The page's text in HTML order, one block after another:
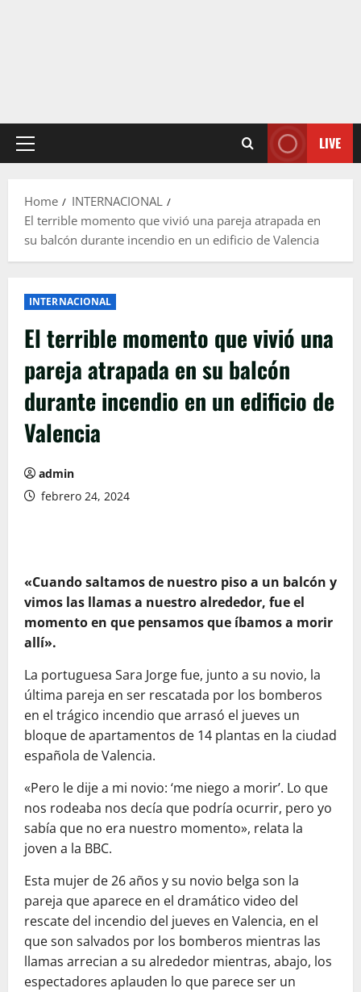
Primary
LIVE
Home
INTERNACIONAL
El terrible momento que vivió una pareja atrapada en
su balcón durante incendio en un edificio de Valencia
INTERNACIONAL
El terrible momento que vivió una
pareja atrapada en su balcón
durante incendio en un edificio de
Valencia
admin
febrero 24, 2024
«Cuando saltamos de nuestro piso a un balcón y
vimos las llamas a nuestro alrededor, fue el
momento en que pensamos que íbamos a morir
allí».
La portuguesa Sara Jorge fue, junto a su novio, la
última pareja en ser rescatada por los bomberos
en el trágico incendio que arrasó el jueves un
bloque de apartamentos de 14 plantas en la ciudad
española de Valencia.
«Pero le dije a mi novio: ‘me niego a morir’. Lo que
nos rodeaba nos decía que podría ocurrir, pero yo
sabía que no era nuestro momento», relata la
joven a la BBC.
Esta mujer de 26 años y su novio belga son la
pareja que aparece en el dramático video del
rescate del incendio del jueves en Valencia, en el
que son salvados por los bomberos mientras las
llamas arrecian a su alrededor mientras, abajo, los
espectadores aplauden lo que parece ser un